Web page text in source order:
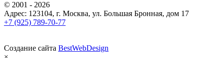
© 2001 - 2026
Адрес: 123104, г. Москва, ул. Большая Бронная, дом 17
+7 (925) 789-70-77
Создание сайта BestWebDesign